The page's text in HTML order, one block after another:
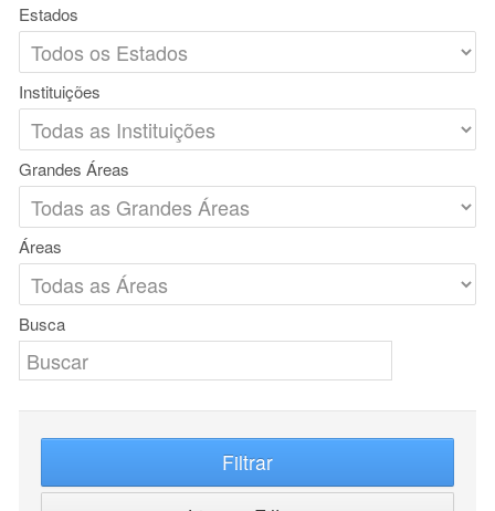
Estados
Instituições
Grandes Áreas
Áreas
Busca
Filtrar